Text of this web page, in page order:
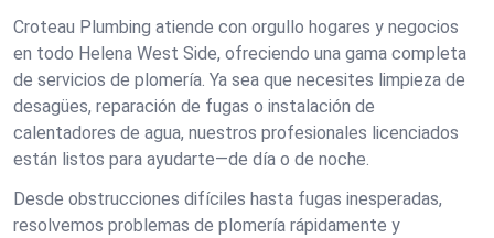
Croteau Plumbing atiende con orgullo hogares y negocios
en todo Helena West Side, ofreciendo una gama completa
de servicios de plomería. Ya sea que necesites limpieza de
desagües, reparación de fugas o instalación de
calentadores de agua, nuestros profesionales licenciados
están listos para ayudarte—de día o de noche.
Desde obstrucciones difíciles hasta fugas inesperadas,
resolvemos problemas de plomería rápidamente y